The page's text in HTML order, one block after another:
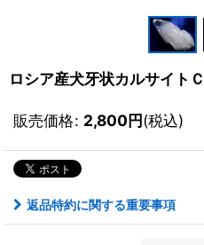
ロシア産犬牙状カルサイトＣ
販売価格: 2,800円(税込)
返品特約に関する重要事項